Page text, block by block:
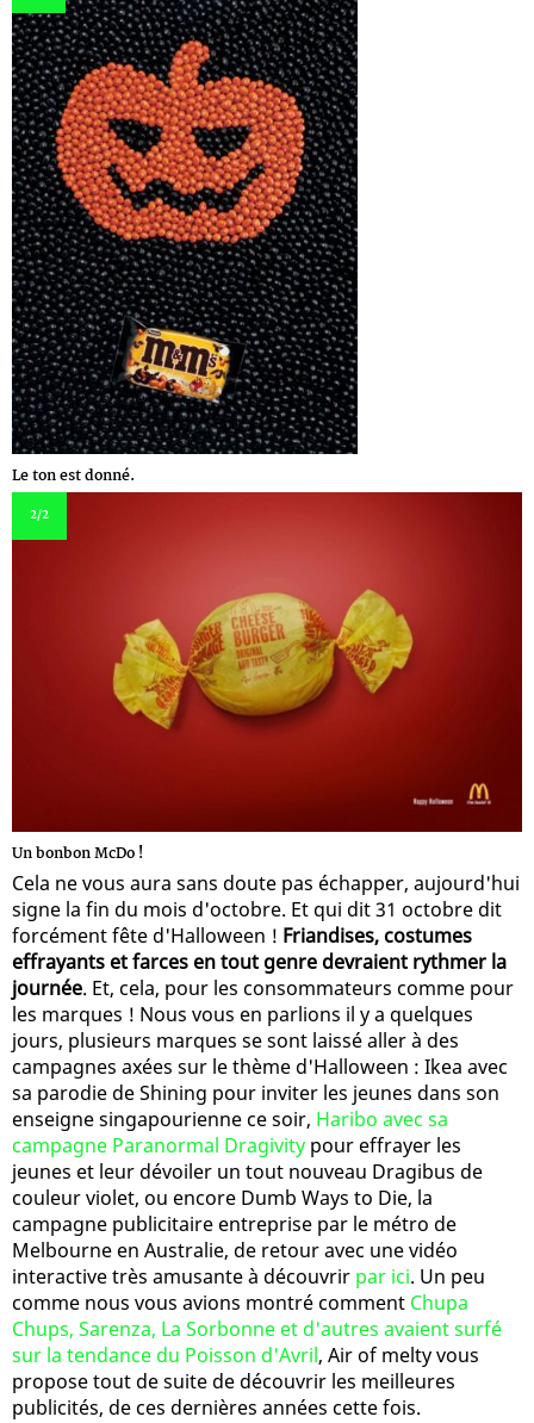
Le ton est donné.
2/2
Un bonbon McDo !
Cela ne vous aura sans doute pas échapper, aujourd'hui
signe la fin du mois d'octobre. Et qui dit 31 octobre dit
forcément fête d'Halloween ! Friandises, costumes
effrayants et farces en tout genre devraient rythmer la
journée. Et, cela, pour les consommateurs comme pour
les marques ! Nous vous en parlions il y a quelques
jours, plusieurs marques se sont laissé aller à des
campagnes axées sur le thème d'Halloween : Ikea avec
sa parodie de Shining pour inviter les jeunes dans son
enseigne singapourienne ce soir, Haribo avec sa
campagne Paranormal Dragivity pour effrayer les
jeunes et leur dévoiler un tout nouveau Dragibus de
couleur violet, ou encore Dumb Ways to Die, la
campagne publicitaire entreprise par le métro de
Melbourne en Australie, de retour avec une vidéo
interactive très amusante à découvrir par ici. Un peu
comme nous vous avions montré comment Chupa
Chups, Sarenza, La Sorbonne et d'autres avaient surfé
sur la tendance du Poisson d'Avril, Air of melty vous
propose tout de suite de découvrir les meilleures
publicités, de ces dernières années cette fois.